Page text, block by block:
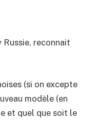
Russie, reconnait
(si on excepte
modèle (en
et quel que soit le